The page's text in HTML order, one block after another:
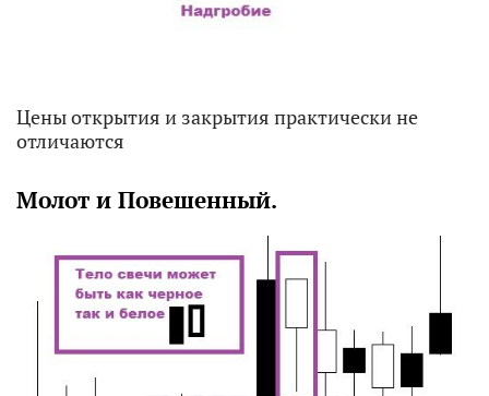
Цены открытия и закрытия практически не
отличаются
Молот и Повешенный.